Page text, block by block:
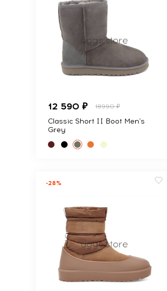
12 590 ₽ 18990 ₽
Classic Short II Boot Men's
Grey
-28%